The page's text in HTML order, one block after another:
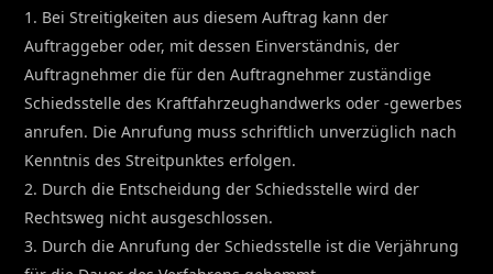
1. Bei Streitigkeiten aus diesem Auftrag kann der
Auftraggeber oder, mit dessen Einverständnis, der
Auftragnehmer die für den Auftragnehmer zuständige
Schiedsstelle des Kraftfahrzeughandwerks oder -gewerbes
anrufen. Die Anrufung muss schriftlich unverzüglich nach
Kenntnis des Streitpunktes erfolgen.
2. Durch die Entscheidung der Schiedsstelle wird der
Rechtsweg nicht ausgeschlossen.
3. Durch die Anrufung der Schiedsstelle ist die Verjährung